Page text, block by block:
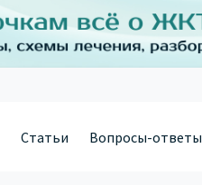
Статьи Вопросы-ответы